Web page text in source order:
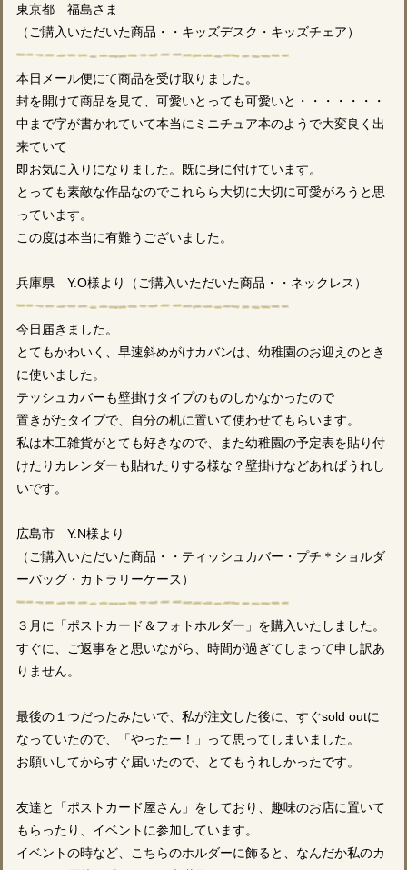
東京都 福島さま
（ご購入いただいた商品・・キッズデスク・キッズチェア）
本日メール便にて商品を受け取りました。
封を開けて商品を見て、可愛いとっても可愛いと・・・・・・・
中まで字が書かれていて本当にミニチュア本のようで大変良く出
来ていて
即お気に入りになりました。既に身に付けています。
とっても素敵な作品なのでこれらら大切に大切に可愛がろうと思
っています。
この度は本当に有難うございました。
兵庫県 Y.O様より（ご購入いただいた商品・・ネックレス）
今日届きました。
とてもかわいく、早速斜めがけカバンは、幼稚園のお迎えのとき
に使いました。
テッシュカバーも壁掛けタイプのものしかなかったので
置きがたタイプで、自分の机に置いて使わせてもらいます。
私は木工雑貨がとても好きなので、また幼稚園の予定表を貼り付
けたりカレンダーも貼れたりする様な？壁掛けなどあればうれし
いです。
広島市 Y.N様より
（ご購入いただいた商品・・ティッシュカバー・プチ＊ショルダ
ーバッグ・カトラリーケース）
３月に「ポストカード＆フォトホルダー」を購入いたしました。
すぐに、ご返事をと思いながら、時間が過ぎてしまって申し訳あ
りません。
最後の１つだったみたいで、私が注文した後に、すぐsold outに
なっていたので、「やったー！」って思ってしまいました。
お願いしてからすぐ届いたので、とてもうれしかったです。
友達と「ポストカード屋さん」をしており、趣味のお店に置いて
もらったり、イベントに参加しています。
イベントの時など、こちらのホルダーに飾ると、なんだか私のカ